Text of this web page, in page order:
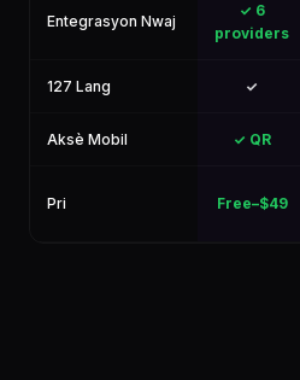
Entegrasyon Nwaj
✓ 6
providers
127 Lang ✓
Aksè Mobil ✓ QR
Pri Free–$49